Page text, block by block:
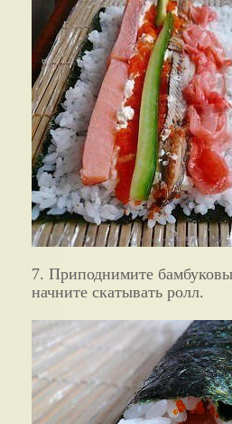
7. Приподнимите
начните скатывать ролл.